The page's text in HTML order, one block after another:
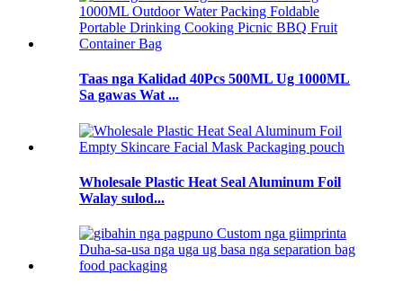
Taas nga Kalidad 40Pcs 500ML Ug 1000ML
Sa gawas Wat ...
Wholesale Plastic Heat Seal Aluminum Foil
Walay sulod...